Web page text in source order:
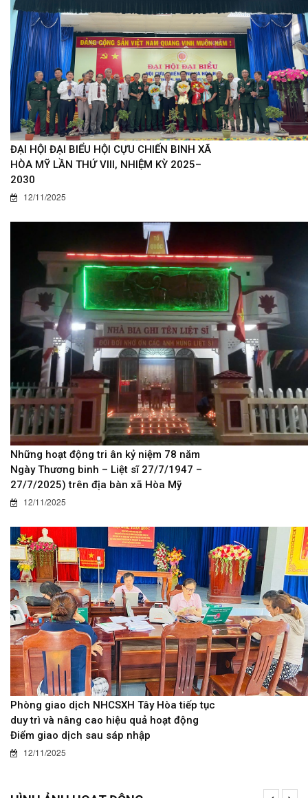
ĐẠI HỘI ĐẠI BIỂU HỘI CỰU CHIẾN BINH XÃ
HÒA MỸ LẦN THỨ VIII, NHIỆM KỲ 2025–
2030
12/11/2025
Những hoạt động tri ân kỷ niệm 78 năm
Ngày Thương binh – Liệt sĩ 27/7/1947 –
27/7/2025) trên địa bàn xã Hòa Mỹ
12/11/2025
Phòng giao dịch NHCSXH Tây Hòa tiếp tục
duy trì và nâng cao hiệu quả hoạt động
Điểm giao dịch sau sáp nhập
12/11/2025